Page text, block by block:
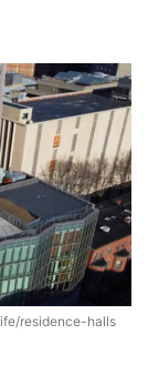
residence-halls